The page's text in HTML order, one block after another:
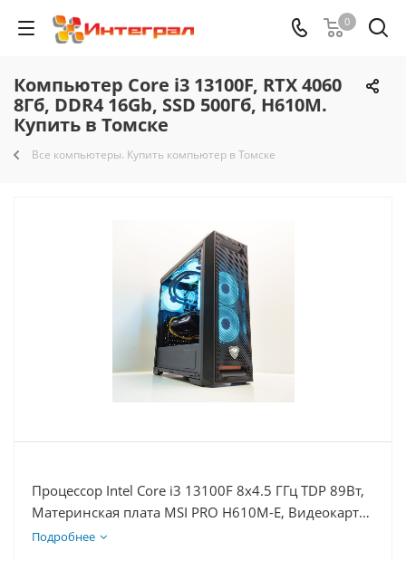
0
Компьютер Core i3 13100F, RTX 4060
8Гб, DDR4 16Gb, SSD 500Гб, H610M.
Купить в Томске
Все компьютеры. Купить компьютер в Томске
Процессор Intel Core i3 13100F 8x4.5 ГГц TDP 89Вт,
Материнская плата MSI PRO H610M-E, Видеокарта
RTX 4060 8Гб, Память DDR4 16Gb, Диски
Подробнее